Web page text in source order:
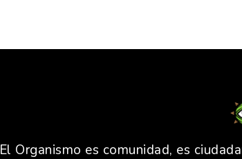
El Organismo es comunidad, es